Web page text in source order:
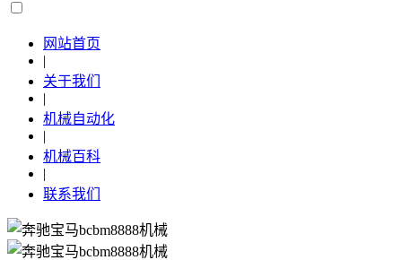
网站首页
|
关于我们
|
机械自动化
|
机械百科
|
联系我们